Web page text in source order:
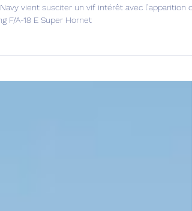
missile pour le Super Hornet !